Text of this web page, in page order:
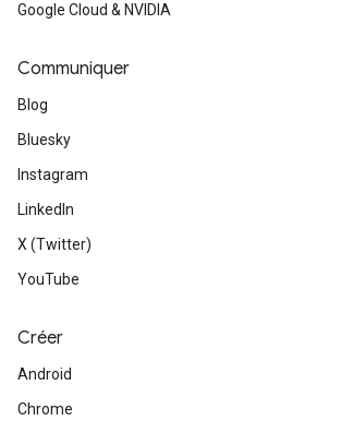
Google Cloud & NVIDIA
Communiquer
Blog
Bluesky
Instagram
LinkedIn
X (Twitter)
YouTube
Créer
Android
Chrome